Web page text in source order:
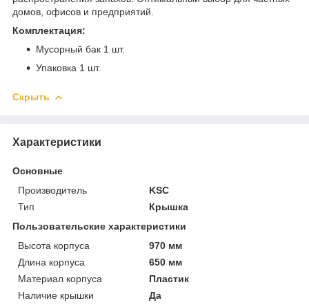
домов, офисов и предприятий.
Комплектация:
Мусорный бак 1 шт.
Упаковка 1 шт.
Скрыть
Характеристики
Основные
Производитель
KSC
Тип
Крышка
Пользовательские характеристики
Высота корпуса
970 мм
Длина корпуса
650 мм
Материал корпуса
Пластик
Наличие крышки
Да